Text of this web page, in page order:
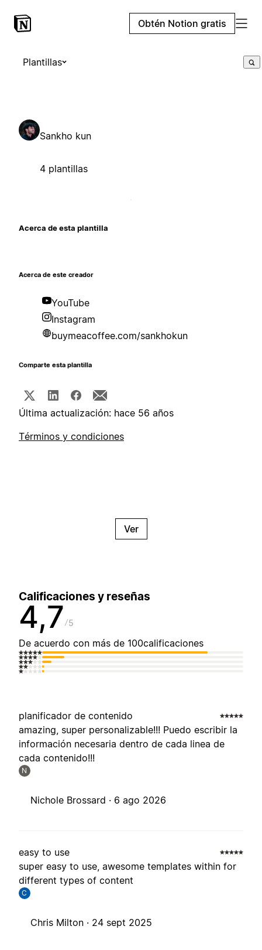
Obtén Notion gratis
Plantillas
Sankho kun
4 plantillas
Acerca de esta plantilla
Acerca de este creador
YouTube
Instagram
buymeacoffee.com/sankhokun
Comparte esta plantilla
Última actualización: hace 56 años
Términos y condiciones
Ver
Calificaciones y reseñas
4,7 5
De acuerdo con más de 100calificaciones
planificador de contenido
amazing, super personalizable!!! Puedo escribir la
información necesaria dentro de cada linea de
cada contenido!!!
N
Nichole Brossard · 6 ago 2026
easy to use
super easy to use, awesome templates within for
different types of content
C
Chris Milton · 24 sept 2025